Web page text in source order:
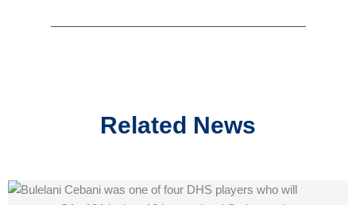
Related News